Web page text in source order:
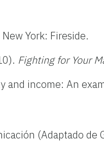
New York: Fireside.
Fighting for Your
and income: An
(Adaptado de